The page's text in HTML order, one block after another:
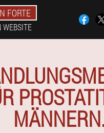
FORTE
WEBSITE